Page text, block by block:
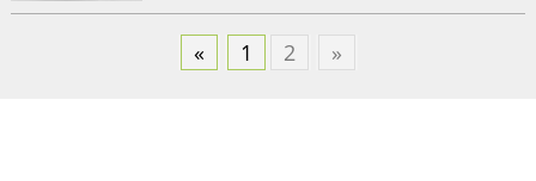
« 1 2 »